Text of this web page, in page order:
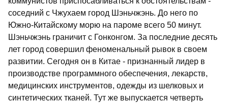
соседний с Чжухаем город Шэньчжэнь. До него по
Южно-Китайскому морю на пароме всего 50 минут.
Шэньчжэнь граничит с Гонконгом. За последние десять
лет город совершил феноменальный рывок в своем
развитии. Сегодня он в Китае - признанный лидер в
производстве программного обеспечения, лекарств,
медицинских инструментов, одежды из шелковых и
синтетических тканей. Тут же выпускается четверть